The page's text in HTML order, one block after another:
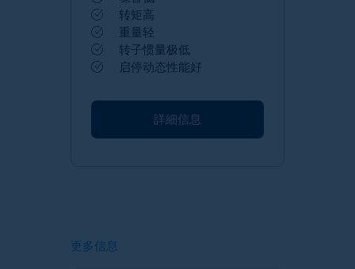
转矩高
重量轻
转子惯量极低
启停动态性能好
詳細信息
更多信息